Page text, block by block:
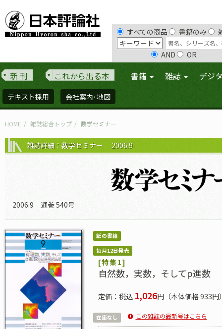
すべての商品 書籍のみ
AND OR
新 刊 これから出る本 書籍 雑誌 デジ
テキスト採用 会社案内･地図
HOME 雑誌総合トップ 数学セミナー
雑誌詳細：数学セミナー 2006.9
2006.9 通巻 540号
紙の書籍
毎月12日発売
[特集1]
自然数，実数，そしてp進数
定価：税込 1,026円（本体価格 933円
在庫なし この雑誌の最新号はこちら